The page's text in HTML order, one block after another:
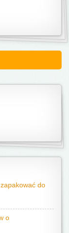
do
o